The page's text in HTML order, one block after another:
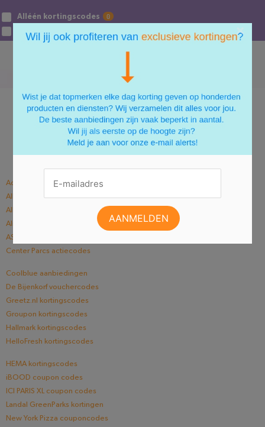
Alléén kortingscodes
Alléén exclusieve acties
BLADER DOOR ALLE WINKELS
B C D E F G H I J K
Q R S T U V W
#
Adidas kortingscodes
Albelli promotiecodes
Albert Heijn actiecodes
AliExpress coupons
ASOS promo codes
Center Parcs actiecodes
Coolblue aanbiedingen
De Bijenkorf vouchercodes
Greetz.nl kortingscodes
Groupon kortingscodes
Hallmark kortingscodes
HelloFresh kortingscodes
HEMA kortingscodes
iBOOD coupon codes
ICI PARIS XL coupon codes
Landal GreenParks kortingen
New York Pizza couponcodes
×